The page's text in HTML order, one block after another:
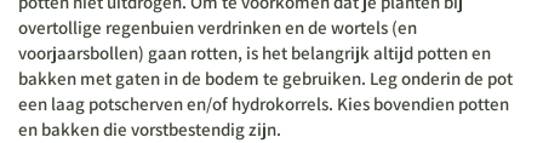
overtollige regenbuien verdrinken en de wortels (en
voorjaarsbollen) gaan rotten, is het belangrijk altijd potten en
bakken met gaten in de bodem te gebruiken. Leg onderin de pot
een laag potscherven en/of hydrokorrels. Kies bovendien potten
en bakken die vorstbestendig zijn.